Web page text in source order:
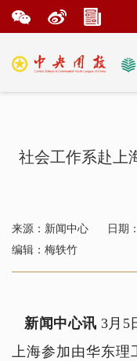
社会工作系赴上
来源：新闻中心 日期
编辑：梅轶竹
新闻中心讯 3月5
上海参加由华东理